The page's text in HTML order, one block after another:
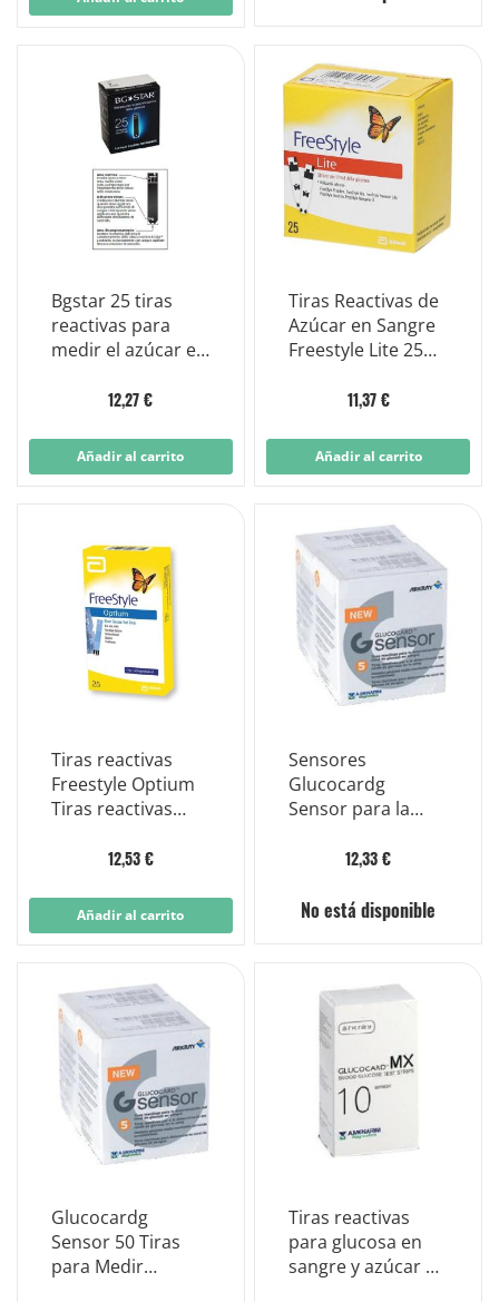
Bgstar 25 tiras
reactivas para
medir el azúcar en
12,27 €
Añadir al carrito
Tiras Reactivas de
Azúcar en Sangre
Freestyle Lite 25
11,37 €
Añadir al carrito
Tiras reactivas
Freestyle Optium
Tiras reactivas
sangre 25 piezas
12,53 €
Añadir al carrito
Sensores
Glucocardg
Sensor para la
Gicemia 25 Tiras
12,33 €
No está disponible
Glucocardg
Sensor 50 Tiras
para Medir
Tiras reactivas
para glucosa en
sangre y azúcar en